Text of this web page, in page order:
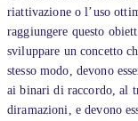
riattivazione o l’uso
raggiungere questo
sviluppare un concetto
stesso modo, devono
ai binari di raccordo, al
diramazioni, e devono